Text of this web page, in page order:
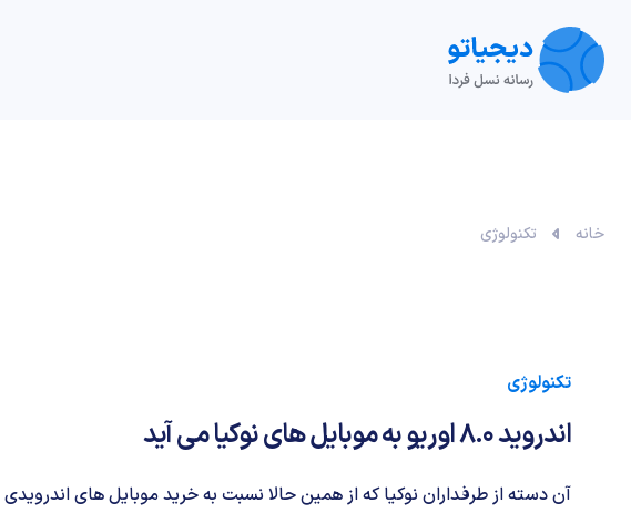
تکنولوژی خودرو
خانه تکنولوژی
تکنولوژی
اندروید 8.0 اوریو به موبایل های نوکیا می آید